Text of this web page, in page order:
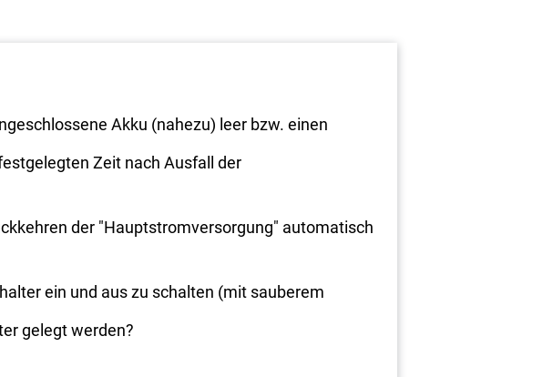
Akku (nahezu) leer bzw. einen
Zeit nach Ausfall der
der "Hauptstromversorgung" automatisch
ein und aus zu schalten (mit sauberem
gelegt werden?